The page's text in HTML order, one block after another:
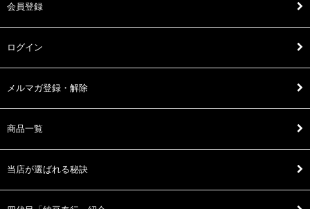
会員登録
ログイン
メルマガ登録・解除
商品一覧
当店が選ばれる秘訣